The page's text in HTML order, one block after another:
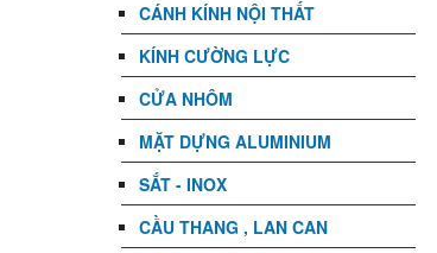
CÁNH KÍNH NỘI THẤT
KÍNH CƯỜNG LỰC
CỬA NHÔM
MẶT DỰNG ALUMINIUM
SẮT - INOX
CẦU THANG , LAN CAN